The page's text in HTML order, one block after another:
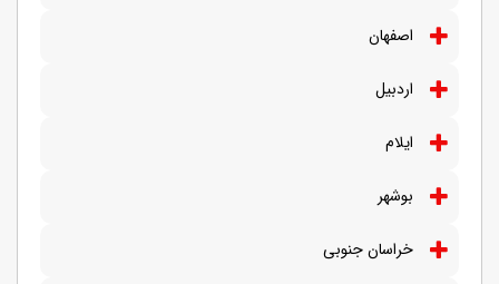
اصفهان
اردبیل
ایلام
بوشهر
خراسان جنوبی